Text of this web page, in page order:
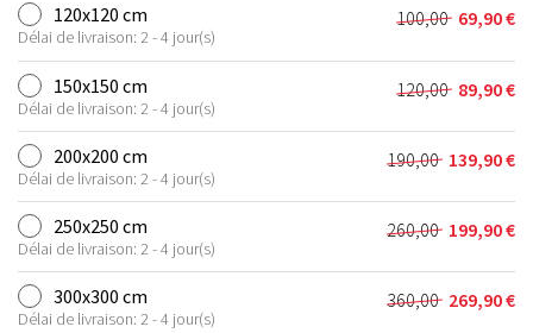
120x120 cm
Délai de livraison: 2 - 4 jour(s)
100,00
Le
prix
initial
était :
100,00 €.
69,90€
Le
prix
actuel
est :
69,90 €.
150x150 cm
Délai de livraison: 2 - 4 jour(s)
120,00
Le
prix
initial
était :
120,00 €.
89,90€
Le
prix
actuel
est :
89,90 €.
200x200 cm
Délai de livraison: 2 - 4 jour(s)
190,00
Le
prix
initial
était :
190,00 €.
139,90€
Le
prix
actuel
est :
139,90 €.
250x250 cm
Délai de livraison: 2 - 4 jour(s)
260,00
Le
prix
initial
était :
199,90€
Le
prix
actuel
est :
300x300 cm
Délai de livraison: 2 - 4 jour(s)
360,00
Le 269,90€
Le